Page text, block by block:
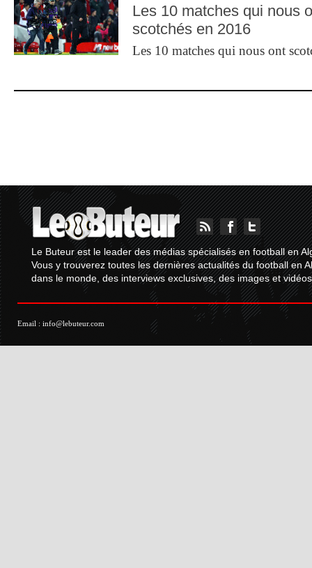
Les 10 matches qui nous
scotchés en 2016
Les 10 matches qui nous ont
Le Buteur est le leader des médias spécialisés en football en
Vous y trouverez toutes les dernières actualités du football en
dans le monde, des interviews exclusives, des images et
Email : info@lebuteur.com